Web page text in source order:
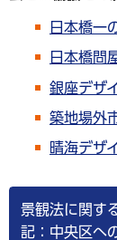
日本橋一
日本橋問
銀座デザ
築地場外
晴海デザ
景観法に関す
記：中央区へ